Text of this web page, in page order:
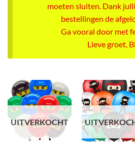
moeten sluiten. Dank
bestellingen de
Ga vooral door met
Lieve groet,
UITVERKOCHT